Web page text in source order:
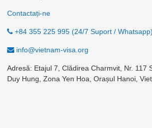
Contactați-ne
+84 355 225 995 (24/7 Suport / Whatsapp)
info@vietnam-visa.org
Adresă: Etajul 7, Clădirea Charmvit, Nr. 117
Duy Hung, Zona Yen Hoa, Orașul Hanoi,